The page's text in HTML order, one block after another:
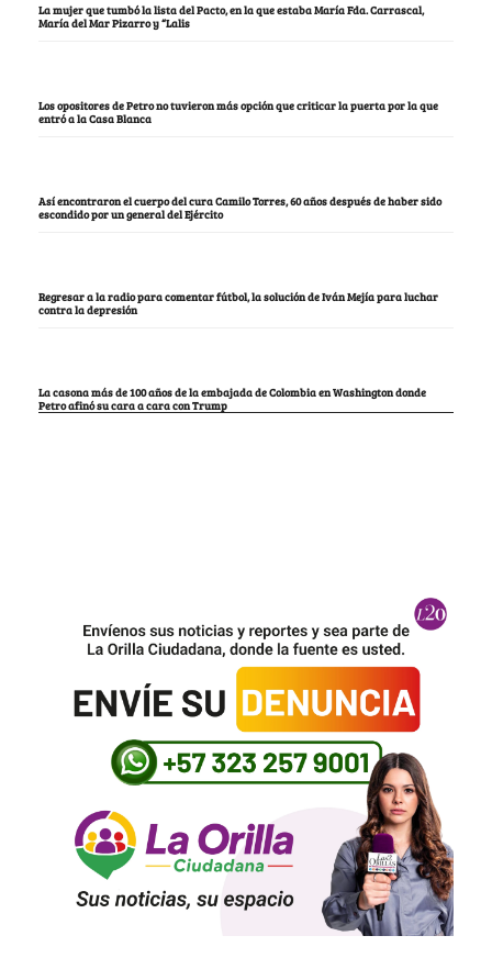
La mujer que tumbó la lista del Pacto, en la que estaba María Fda. Carrascal,
María del Mar Pizarro y “Lalis
Los opositores de Petro no tuvieron más opción que criticar la puerta por la que
entró a la Casa Blanca
Así encontraron el cuerpo del cura Camilo Torres, 60 años después de haber sido
escondido por un general del Ejército
Regresar a la radio para comentar fútbol, la solución de Iván Mejía para luchar
contra la depresión
La casona más de 100 años de la embajada de Colombia en Washington donde
Petro afinó su cara a cara con Trump